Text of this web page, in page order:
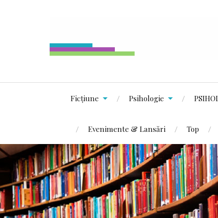
Ficțiune Psihologie
Evenimente & Lansări Top